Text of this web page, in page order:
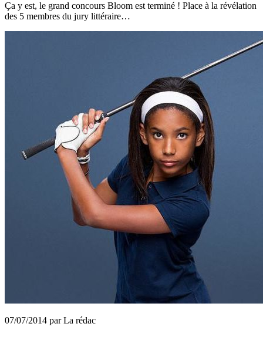
Ça y est, le grand concours Bloom est terminé ! Place à la révélation
des 5 membres du jury littéraire…
07/07/2014 par La rédac